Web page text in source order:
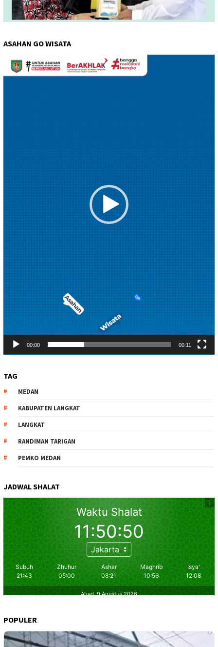
ASAHAN GO WISATA
Pemutar
Video
00:00 00:11
TAG
MEDAN
KABUPATEN LANGKAT
LANGKAT
RANDIMAN TARIGAN
PEMKO MEDAN
JADWAL SHALAT
POPULER